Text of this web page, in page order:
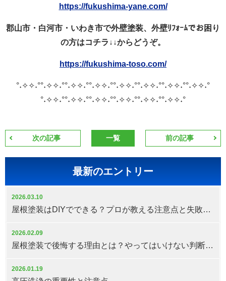
https://fukushima-yane.com/
郡山市・白河市・いわき市で外壁塗装、外壁ﾘﾌｫｰﾑでお困り
の方はコチラ↓↓からどうぞ。
https://fukushima-toso.com/
°˖✧✧˖°°˖✧✧˖°°˖✧✧˖°°˖✧✧˖°°˖✧✧˖°°˖✧✧˖°°˖✧✧˖°°˖✧✧˖°
°˖✧✧˖°°˖✧✧˖°°˖✧✧˖°°˖✧✧˖°°˖✧✧˖°°˖✧✧˖°
次の記事 一覧 前の記事
最新のエントリー
2026.03.10
屋根塗装はDIYでできる？プロが教える注意点と失敗しない判断基準
2026.02.09
屋根塗装で後悔する理由とは？やってはいけない判断と対策
2026.01.19